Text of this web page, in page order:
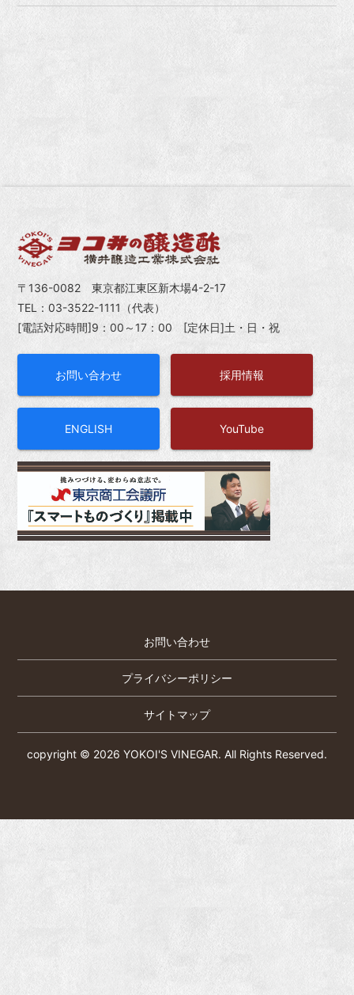
〒136-0082 東京都江東区新木場4-2-17
TEL：03-3522-1111（代表）
[電話対応時間]9：00～17：00 [定休日]土・日・祝
お問い合わせ 採用情報
ENGLISH YouTube
お問い合わせ
プライバシーポリシー
サイトマップ
copyright © 2026 YOKOI'S VINEGAR. All Rights Reserved.